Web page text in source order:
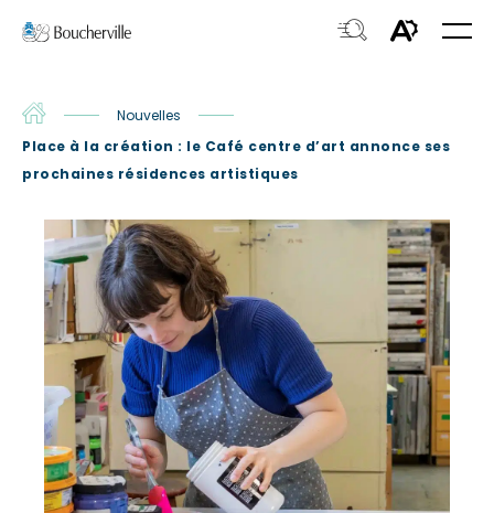
rapide
recherche.
Ouvrir
la
Accueil
Nouvelles
Place à la création : le Café centre d’art annonce ses
prochaines résidences artistiques